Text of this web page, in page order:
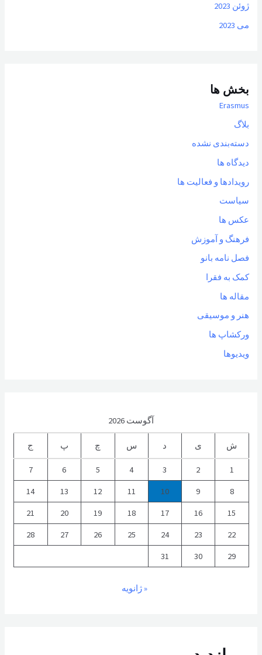
ژوئن 2023
می 2023
بخش ها
Erasmus
بلاگ
دسته‌بندی نشده
دیدگاه ها
رویدادها و فعالیت ها
سیاست
عکس ها
فرهنگ و آموزش
فصل نامه بانو
کمک به فقرا
مقاله ها
هنر و موسیقی
ورکشاپ ها
ویدیوها
آگوست 2026
ش ی د س چ پ ج
1
2
3
4
5
6
7
8
9
10
11
12
13
14
15
16
17
18
19
20
21
22
23
24
25
26
27
28
29
30
31
« ژانویه